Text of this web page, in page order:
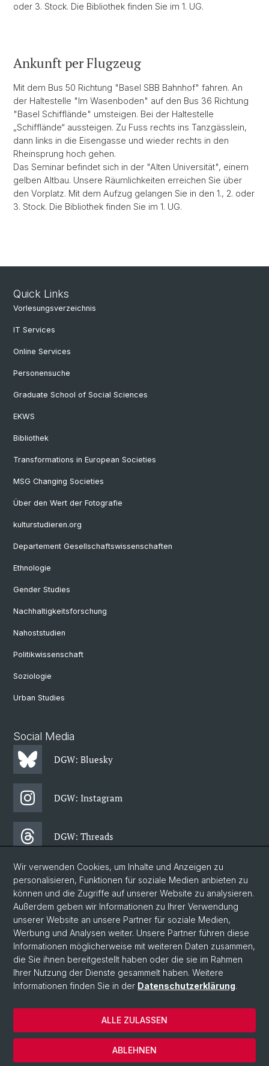
oder 3. Stock. Die Bibliothek finden Sie im 1. UG.
Ankunft per Flugzeug
Mit dem Bus 50 Richtung "Basel SBB Bahnhof" fahren. An
der Haltestelle "Im Wasenboden" auf den Bus 36 Richtung
"Basel Schifflände" umsteigen. Bei der Haltestelle
„Schifflände“ aussteigen. Zu Fuss rechts ins Tanzgässlein,
dann links in die Eisengasse und wieder rechts in den
Rheinsprung hoch gehen.
Das Seminar befindet sich in der "Alten Universität", einem
gelben Altbau. Unsere Räumlichkeiten erreichen Sie über
den Vorplatz. Mit dem Aufzug gelangen Sie in den 1., 2. oder
3. Stock. Die Bibliothek finden Sie im 1. UG.
Quick Links
Vorlesungsverzeichnis
IT Services
Online Services
Personensuche
Graduate School of Social Sciences
EKWS
Bibliothek
Transformations in European Societies
MSG Changing Societies
Über den Wert der Fotografie
kulturstudieren.org
Departement Gesellschaftswissenschaften
Ethnologie
Gender Studies
Nachhaltigkeitsforschung
Nahoststudien
Politikwissenschaft
Soziologie
Urban Studies
Social Media
DGW: Bluesky
DGW: Instagram
DGW: Threads
DGW: Facebook
DGW: Newsletter
© Universität Basel
Philosophisch-Historische Fakultät
Departement Gesellschaftswissenschaften
Home
Datenschutzerklärung
Wir verwenden Cookies, um Inhalte und Anzeigen zu
personalisieren, Funktionen für soziale Medien anbieten zu
können und die Zugriffe auf unserer Website zu analysieren.
Außerdem geben wir Informationen zu Ihrer Verwendung
unserer Website an unsere Partner für soziale Medien,
Werbung und Analysen weiter. Unsere Partner führen diese
Informationen möglicherweise mit weiteren Daten zusammen,
die Sie ihnen bereitgestellt haben oder die sie im Rahmen
Ihrer Nutzung der Dienste gesammelt haben. Weitere
Informationen finden Sie in der Datenschutzerklärung.
ABLEHNEN
ALLE ZULASSEN